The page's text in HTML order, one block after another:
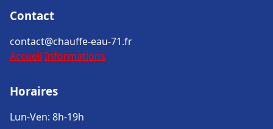
Contact
contact@chauffe-eau-71.fr
Accueil Informations
Horaires
Lun-Ven: 8h-19h